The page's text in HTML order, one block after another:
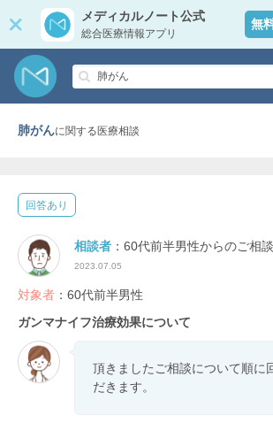
メディカルノート公式
総合医療情報アプリ
無
肺がんに関する医療相談
回答あり
相談者 ：60代前半男性からのご相談
2023.07.05
対象者 ：60代前半男性
ガンマナイフ治療効果について
頂きましたご相談について順に
だきます。